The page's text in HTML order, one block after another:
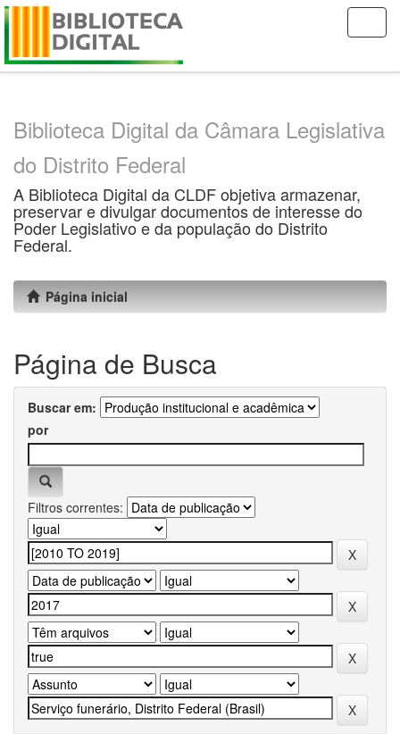
Skip
Biblioteca Digital da Câmara Legislativa
do Distrito Federal
A Biblioteca Digital da CLDF objetiva armazenar,
preservar e divulgar documentos de interesse do
Poder Legislativo e da população do Distrito
Federal.
Página inicial
Página de Busca
Buscar em:
por
Filtros correntes: